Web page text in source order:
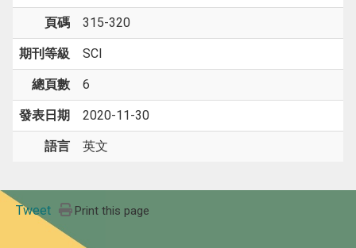
頁碼 315-320
期刊等級 SCI
總頁數 6
發表日期 2020-11-30
語言 英文
Tweet Print this page